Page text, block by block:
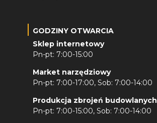
GODZINY OTWARCIA
Sklep internetowy
Pn-pt: 7:00-15:00
Market narzędziowy
Pn-pt: 7:00-17:00, Sob: 7:00-14:00
Produkcja zbrojeń budowlanych
Pn-pt: 7:00-15:00, Sob: 7:00-14:00